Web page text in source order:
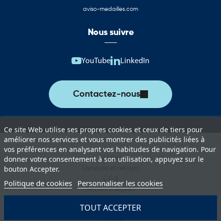
aux couleurs de l’Arabie saoudite. Ces supports permettent
d’assurer une représentation officielle lors des événements
institutionnels, manifestations culturelles, rencontres
internationales et actions de communication.
Vous trouverez notamment :
Drapeaux de l’Arabie saoudite pour les cérémonies et
événements officiels
Pavillons pour mât destinés à l’affichage extérieur permanent ou
temporaire
Oriflammes de l’Arabie saoudite pour la communication
événementielle
Drapeaux de table adaptés aux bureaux, salles de réunion et
Ce site Web utilise ses propres cookies et ceux de tiers pour
améliorer nos services et vous montrer des publicités liées à
vos préférences en analysant vos habitudes de navigation. Pour
donner votre consentement à son utilisation, appuyez sur le
bouton Accepter.
Politique de cookies Personnaliser les cookies
TOUT ACCEPTER
aviso-medailles.com
Nous suivre
YouTube LinkedIn
Contactez-nous
Lexique
Mentions légales
Paiement sécurisé